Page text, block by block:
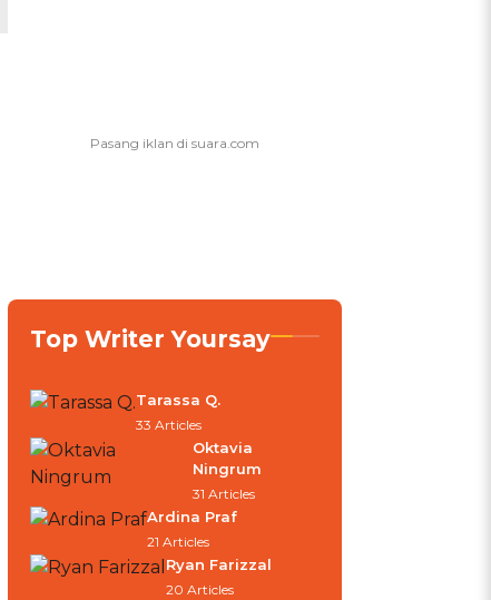
Top Writer Yoursay
Tarassa Q.
33 Articles
Oktavia
Ningrum
31 Articles
Ardina Praf
21 Articles
Ryan Farizzal
20 Articles